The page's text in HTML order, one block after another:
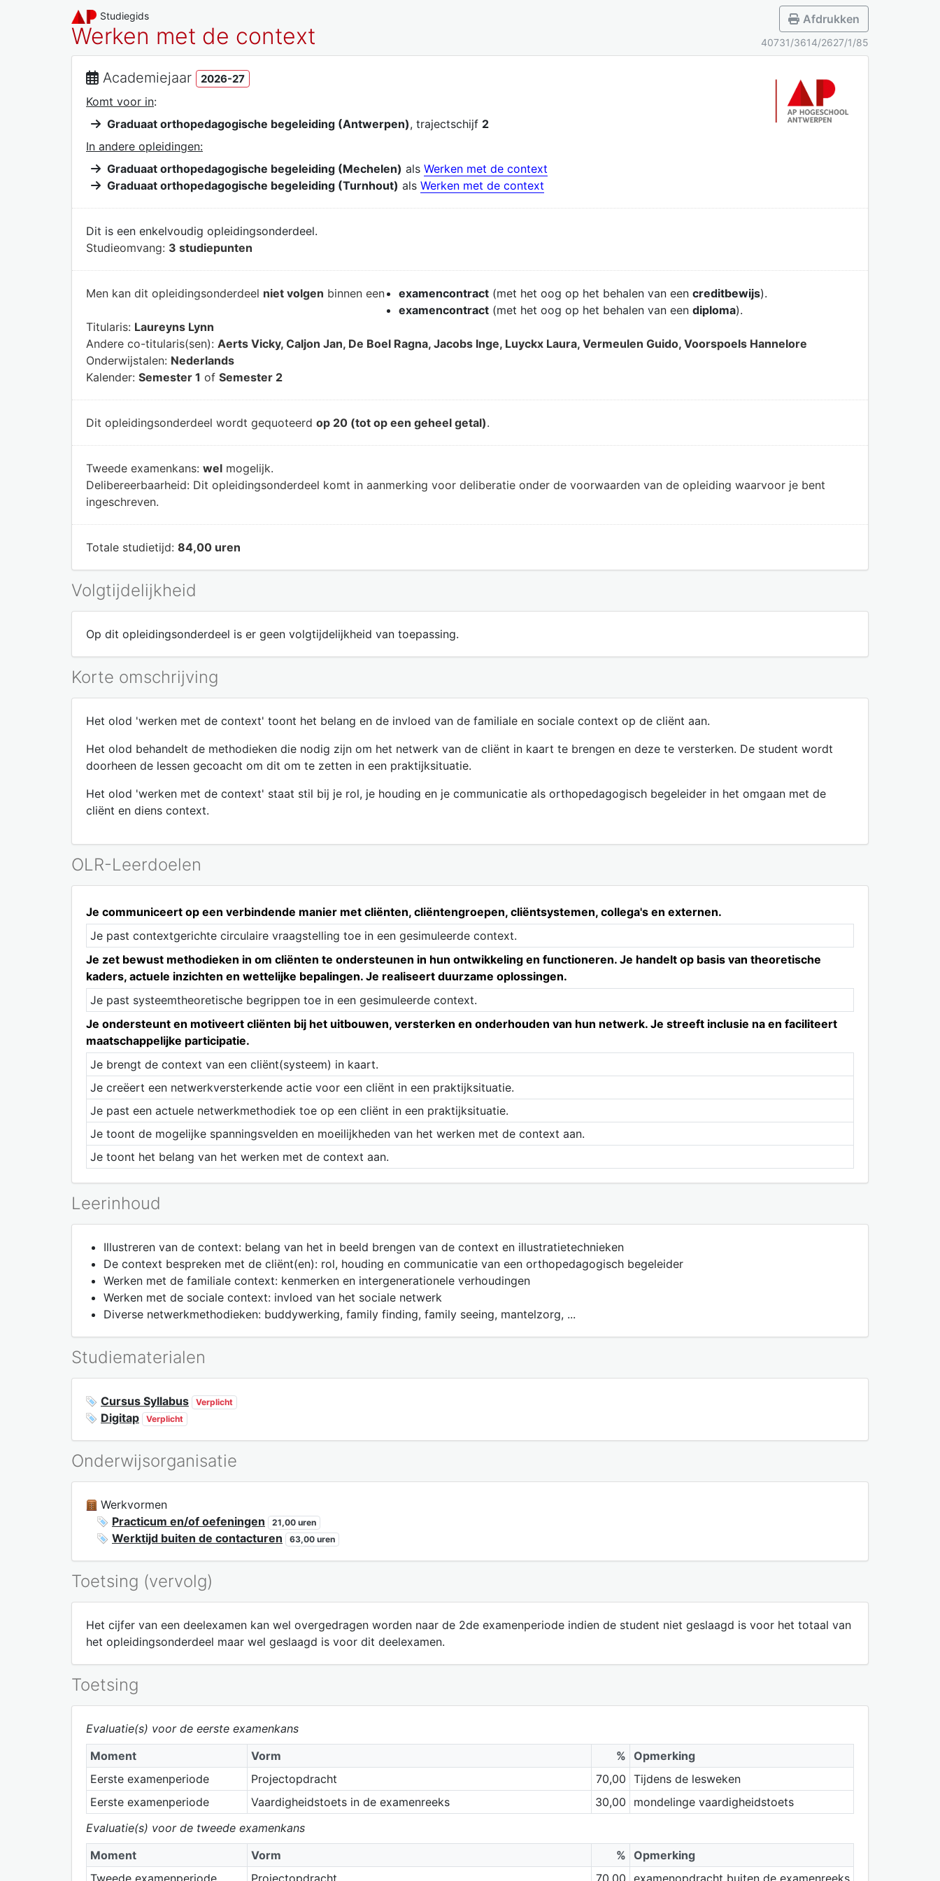
Studiegids
Werken met de context
Afdrukken
40731/3614/2627/1/85
Academiejaar 2026-27
Komt voor in:
Graduaat orthopedagogische begeleiding (Antwerpen), trajectschijf 2
In andere opleidingen:
Graduaat orthopedagogische begeleiding (Mechelen) als Werken met de context
Graduaat orthopedagogische begeleiding (Turnhout) als Werken met de context
Dit is een enkelvoudig opleidingsonderdeel.
Studieomvang: 3 studiepunten
Men kan dit opleidingsonderdeel niet volgen binnen een examencontract (met het oog op het behalen van een creditbewijs).
examencontract (met het oog op het behalen van een diploma).
Titularis: Laureyns Lynn
Andere co-titularis(sen): Aerts Vicky, Caljon Jan, De Boel Ragna, Jacobs Inge, Luyckx Laura, Vermeulen Guido, Voorspoels Hannelore
Onderwijstalen: Nederlands
Kalender: Semester 1 of Semester 2
Dit opleidingsonderdeel wordt gequoteerd op 20 (tot op een geheel getal).
Tweede examenkans: wel mogelijk.
Delibereerbaarheid: Dit opleidingsonderdeel komt in aanmerking voor deliberatie onder de voorwaarden van de opleiding waarvoor je bent
ingeschreven.
Totale studietijd: 84,00 uren
Volgtijdelijkheid
Op dit opleidingsonderdeel is er geen volgtijdelijkheid van toepassing.
Korte omschrijving
Het olod 'werken met de context' toont het belang en de invloed van de familiale en sociale context op de cliënt aan.
Het olod behandelt de methodieken die nodig zijn om het netwerk van de cliënt in kaart te brengen en deze te versterken. De student wordt
doorheen de lessen gecoacht om dit om te zetten in een praktijksituatie.
Het olod 'werken met de context' staat stil bij je rol, je houding en je communicatie als orthopedagogisch begeleider in het omgaan met de
cliënt en diens context.
OLR-Leerdoelen
Je communiceert op een verbindende manier met cliënten, cliëntengroepen, cliëntsystemen, collega's en externen.
Je past contextgerichte circulaire vraagstelling toe in een gesimuleerde context.
Je zet bewust methodieken in om cliënten te ondersteunen in hun ontwikkeling en functioneren. Je handelt op basis van theoretische
kaders, actuele inzichten en wettelijke bepalingen. Je realiseert duurzame oplossingen.
Je past systeemtheoretische begrippen toe in een gesimuleerde context.
Je ondersteunt en motiveert cliënten bij het uitbouwen, versterken en onderhouden van hun netwerk. Je streeft inclusie na en faciliteert
maatschappelijke participatie.
Je brengt de context van een cliënt(systeem) in kaart.
Je creëert een netwerkversterkende actie voor een cliënt in een praktijksituatie.
Je past een actuele netwerkmethodiek toe op een cliënt in een praktijksituatie.
Je toont de mogelijke spanningsvelden en moeilijkheden van het werken met de context aan.
Je toont het belang van het werken met de context aan.
Leerinhoud
Illustreren van de context: belang van het in beeld brengen van de context en illustratietechnieken
De context bespreken met de cliënt(en): rol, houding en communicatie van een orthopedagogisch begeleider
Werken met de familiale context: kenmerken en intergenerationele verhoudingen
Werken met de sociale context: invloed van het sociale netwerk
Diverse netwerkmethodieken: buddywerking, family finding, family seeing, mantelzorg, ...
Studiematerialen
Cursus Syllabus Verplicht
Digitap Verplicht
Onderwijsorganisatie
Werkvormen
Practicum en/of oefeningen
21,00 uren
Werktijd buiten de contacturen 63,00 uren
Toetsing (vervolg)
Het cijfer van een deelexamen kan wel overgedragen worden naar de 2de examenperiode indien de student niet geslaagd is voor het totaal van
het opleidingsonderdeel maar wel geslaagd is voor dit deelexamen.
Toetsing
Evaluatie(s) voor de eerste examenkans
Moment
Vorm % Opmerking
Eerste examenperiode
Projectopdracht 70,00 Tijdens de lesweken
Eerste examenperiode
Vaardigheidstoets in de examenreeks 30,00
mondelinge vaardigheidstoets
Evaluatie(s) voor de tweede examenkans
Moment
Vorm % Opmerking
Tweede examenperiode
Projectopdracht 70,00 examenopdracht buiten de examenreeks